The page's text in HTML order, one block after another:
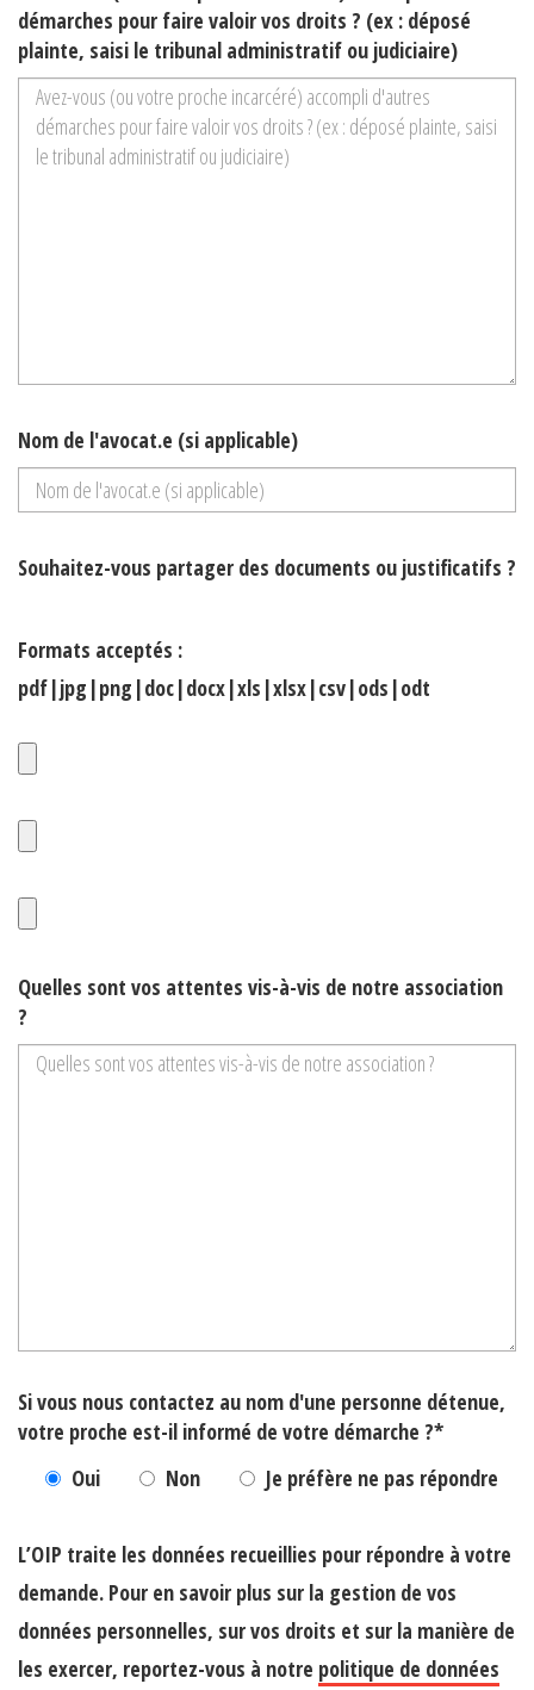
démarches pour faire valoir vos droits ? (ex : déposé
plainte, saisi le tribunal administratif ou judiciaire)
Nom de l'avocat.e (si applicable)
Souhaitez-vous partager des documents ou justificatifs ?
Formats acceptés :
pdf|jpg|png|doc|docx|xls|xlsx|csv|ods|odt
Quelles sont vos attentes vis-à-vis de notre association
?
Si vous nous contactez au nom d'une personne détenue,
votre proche est-il informé de votre démarche ?*
Oui
Non Je préfère ne pas répondre
L’OIP traite les données recueillies pour répondre à votre
demande. Pour en savoir plus sur la gestion de vos
données personnelles, sur vos droits et sur la manière de
les exercer, reportez-vous à notre politique de données